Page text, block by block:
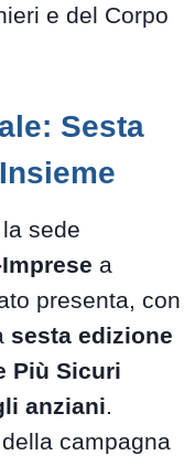
e del Corpo
Sesta
sede
a
presenta, con
sesta edizione
Più Sicuri
anziani.
campagna